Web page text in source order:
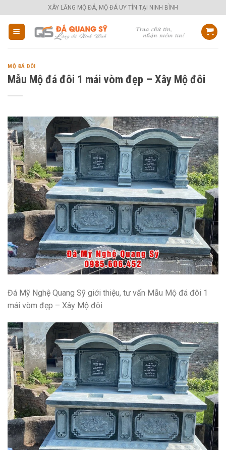
to
content
XÂY LĂNG MỘ ĐÁ, MỘ ĐÁ UY TÍN TẠI NINH BÌNH
MỘ ĐÁ ĐÔI
Mẫu Mộ đá đôi 1 mái vòm đẹp – Xây Mộ đôi
Đá Mỹ Nghệ Quang Sỹ giới thiệu, tư vấn Mẫu Mộ đá đôi 1
mái vòm đẹp – Xây Mộ đôi